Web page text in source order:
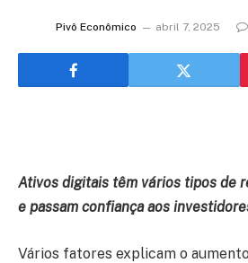
Pivô Econômico abril 7, 2025
Ativos digitais têm vários tipos de
e passam confiança aos
Vários fatores explicam o